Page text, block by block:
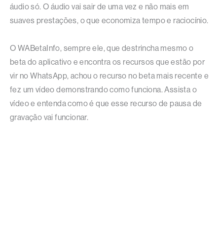
áudio só. O áudio vai sair de uma vez e não mais em
suaves prestações, o que economiza tempo e raciocínio.
O WABetaInfo, sempre ele, que destrincha mesmo o
beta do aplicativo e encontra os recursos que estão por
vir no WhatsApp, achou o recurso no beta mais recente e
fez um vídeo demonstrando como funciona. Assista o
vídeo e entenda como é que esse recurso de pausa de
gravação vai funcionar.